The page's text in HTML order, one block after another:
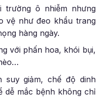
trường ô nhiễm nhưng
vệ như đeo khẩu trang
hàng ngày.
với phấn hoa, khói bụi,
suy giảm, chế độ dinh
dễ mắc bệnh không chỉ